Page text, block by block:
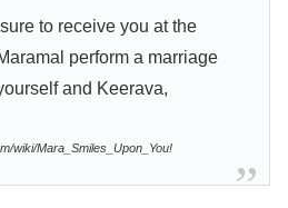
to receive you at the
perform a marriage
and Keerava,
wiki/Mara_Smiles_Upon_You!